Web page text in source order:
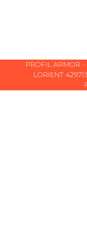
m
PROFIL ARMOR
LORIENT